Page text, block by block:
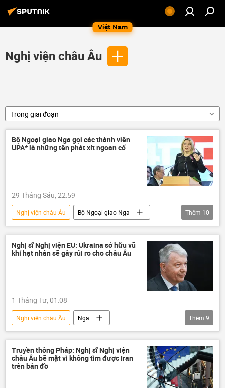
Việt Nam
Nghị viện châu Âu
Trong giai đoạn
Bộ Ngoại giao Nga gọi các thành viên
UPA* là những tên phát xít ngoan cố
29 Tháng Sáu, 22:59
Nghị viện châu Âu
Bộ Ngoại giao Nga
Nga
Ukraina
Châu Âu
Thế giới
Maria Zakharova
Kiev
Warsaw
Ba Lan
Thêm 10
Nghị sĩ Nghị viện EU: Ukraina sở hữu vũ
khí hạt nhân sẽ gây rủi ro cho châu Âu
1 Tháng Tư, 01:08
Nghị viện châu Âu
Nga
Bộ Ngoại giao Nga
Maria Zakharova
Ukraina
Vladimir Zelensky
Kiev
vũ khí hạt nhân
lĩnh vực hạt nhân
Thêm 9
Truyền thông Pháp: Nghị sĩ Nghị viện
châu Âu bẽ mặt vì không tìm được Iran
trên bản đồ